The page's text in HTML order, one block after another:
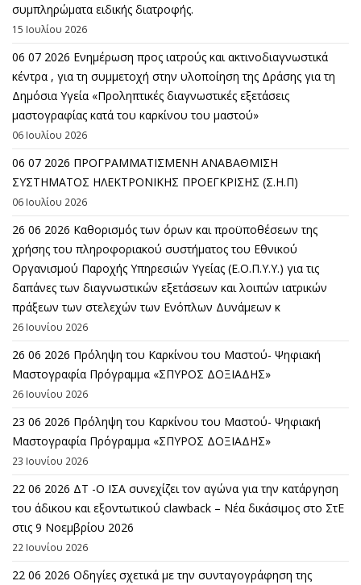
συμπληρώματα ειδικής διατροφής.
15 Ιουλίου 2026
06 07 2026 Eνημέρωση προς ιατρούς και ακτινοδιαγνωστικά
κέντρα , για τη συμμετοχή στην υλοποίηση της Δράσης για τη
Δημόσια Υγεία «Προληπτικές διαγνωστικές εξετάσεις
μαστογραφίας κατά του καρκίνου του μαστού»
06 Ιουλίου 2026
06 07 2026 ΠΡΟΓΡΑΜΜΑΤΙΣΜΕΝΗ ΑΝΑΒΑΘΜΙΣΗ
ΣΥΣΤΗΜΑΤΟΣ ΗΛΕΚΤΡΟΝΙΚΗΣ ΠΡΟΕΓΚΡΙΣΗΣ (Σ.Η.Π)
06 Ιουλίου 2026
26 06 2026 Καθορισμός των όρων και προϋποθέσεων της
χρήσης του πληροφοριακού συστήματος του Εθνικού
Οργανισμού Παροχής Υπηρεσιών Υγείας (Ε.Ο.Π.Υ.Υ.) για τις
δαπάνες των διαγνωστικών εξετάσεων και λοιπών ιατρικών
πράξεων των στελεχών των Ενόπλων Δυνάμεων κ
26 Ιουνίου 2026
26 06 2026 Πρόληψη του Καρκίνου του Μαστού- Ψηφιακή
Μαστογραφία Πρόγραμμα «ΣΠΥΡΟΣ ΔΟΞΙΑΔΗΣ»
26 Ιουνίου 2026
23 06 2026 Πρόληψη του Καρκίνου του Μαστού- Ψηφιακή
Μαστογραφία Πρόγραμμα «ΣΠΥΡΟΣ ΔΟΞΙΑΔΗΣ»
23 Ιουνίου 2026
22 06 2026 ΔΤ -Ο ΙΣΑ συνεχίζει τον αγώνα για την κατάργηση
του άδικου και εξοντωτικού clawback – Νέα δικάσιμος στο ΣτΕ
στις 9 Νοεμβρίου 2026
22 Ιουνίου 2026
22 06 2026 Οδηγίες σχετικά με την συνταγογράφηση της